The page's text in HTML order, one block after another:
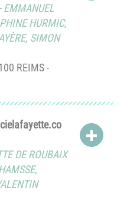
EMMANUEL
HURMIC,
, SIMON
REIMS -
DE ROUBAIX
,